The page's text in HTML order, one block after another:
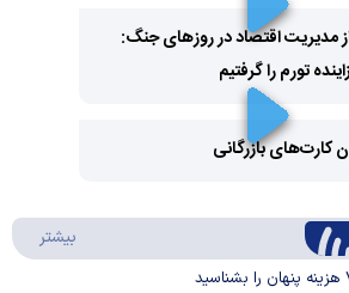
Play
Video
مدیریت اقتصاد در روزهای جنگ:
تورم را گرفتیم
Video
کارت‌های بازرگانی
بیشتر